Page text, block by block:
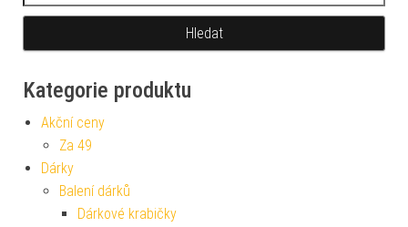
Kategorie produktu
Akční ceny
Za 49
Dárky
Balení dárků
Dárkové krabičky